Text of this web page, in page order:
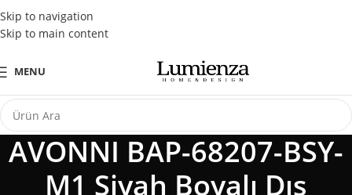
Skip to navigation
Skip to main content
Tüm Kredi Kartlarına Peşin Fiyatına 3 Taksit Fırsatı
MENU
AVONNI BAP-68207-BSY-
M1 Siyah Boyalı Dış